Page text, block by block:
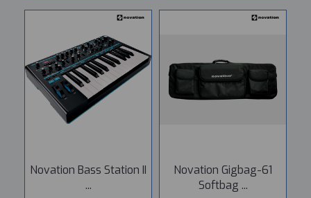
Novation Bass Station II
...
Novation Gigbag-61
Softbag ...